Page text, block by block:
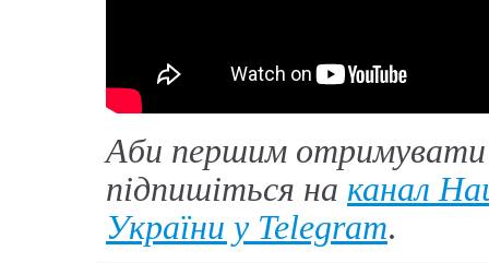
Аби першим отримувати
підпишіться на канал
України у Telegram.